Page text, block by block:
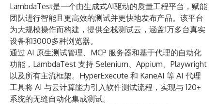
LambdaTest是一个由生成式AI驱动的质量工程平台，赋能
团队进行智能且更高效的测试并更快地发布产品。该平台
为大规模操作而构建，提供全栈测试云，涵盖1万多台真实
设备和3000多种浏览器。
通过 AI 原生测试管理、MCP 服务器和基于代理的自动化
功能，LambdaTest 支持 Selenium、Appium、Playwright
以及所有主流框架。HyperExecute 和 KaneAI 等 AI 代理
工具将 AI 与云计算能力引入软件测试流程，实现与 120+
系统的无缝自动化集成测试。